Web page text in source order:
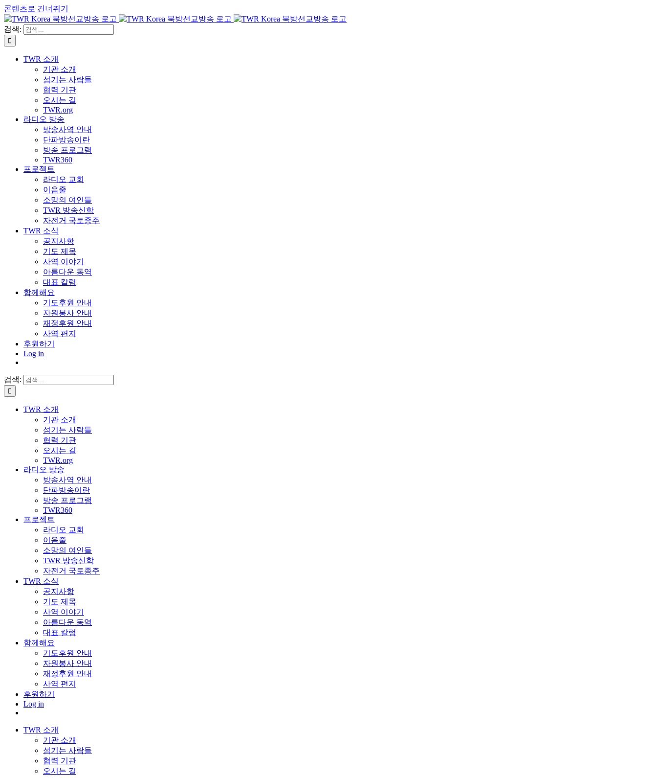
콘텐츠로 건너뛰기
검색:
TWR 소개
기관 소개
섬기는 사람들
협력 기관
오시는 길
TWR.org
라디오 방송
방송사역 안내
단파방송이란
방송 프로그램
TWR360
프로젝트
라디오 교회
이음줄
소망의 여인들
TWR 방송신학
자전거 국토종주
TWR 소식
공지사항
기도 제목
사역 이야기
아름다운 동역
대표 칼럼
함께해요
기도후원 안내
자원봉사 안내
재정후원 안내
사역 편지
후원하기
Log in
검색:
TWR 소개
기관 소개
섬기는 사람들
협력 기관
오시는 길
TWR.org
라디오 방송
방송사역 안내
단파방송이란
방송 프로그램
TWR360
프로젝트
라디오 교회
이음줄
소망의 여인들
TWR 방송신학
자전거 국토종주
TWR 소식
공지사항
기도 제목
사역 이야기
아름다운 동역
대표 칼럼
함께해요
기도후원 안내
자원봉사 안내
재정후원 안내
사역 편지
후원하기
Log in
TWR 소개
기관 소개
섬기는 사람들
협력 기관
오시는 길